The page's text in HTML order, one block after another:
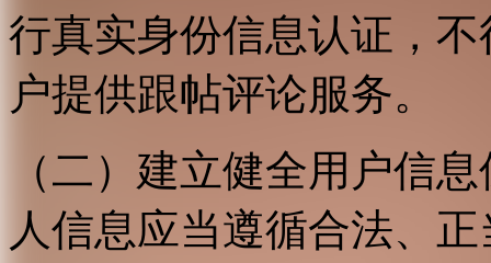
行真实身份信息认证，
户提供跟帖评论服务。
（二）建立健全用户信
人信息应当遵循合法、